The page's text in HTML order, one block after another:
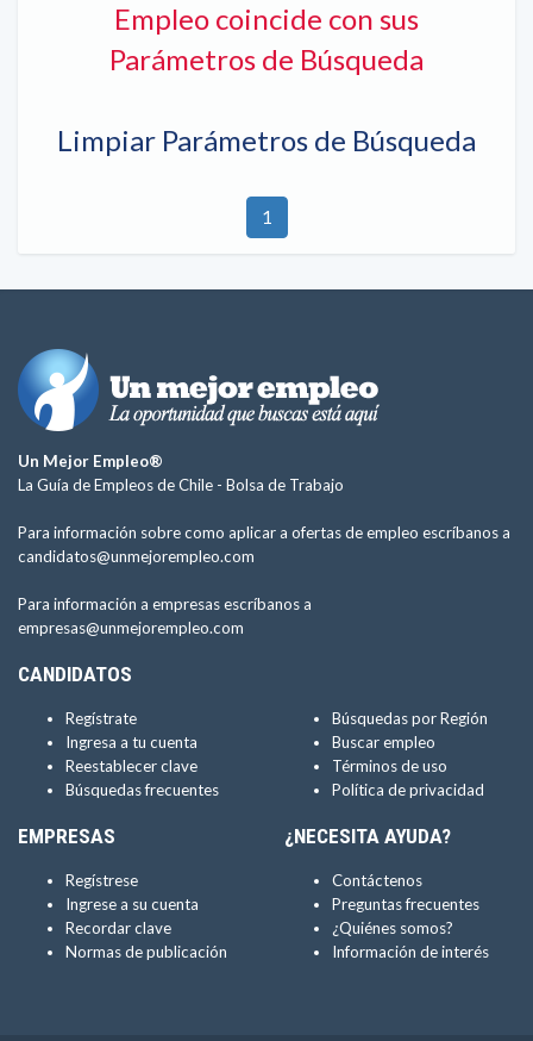
Empleo coincide con sus
Parámetros de Búsqueda
Limpiar Parámetros de Búsqueda
1
Un Mejor Empleo®
La Guía de Empleos de Chile - Bolsa de Trabajo
Para información sobre como aplicar a ofertas de empleo escríbanos a
candidatos@unmejorempleo.com
Para información a empresas escríbanos a
empresas@unmejorempleo.com
CANDIDATOS
Regístrate
Ingresa a tu cuenta
Reestablecer clave
Búsquedas frecuentes
Búsquedas por Región
Buscar empleo
Términos de uso
Política de privacidad
EMPRESAS
Regístrese
Ingrese a su cuenta
Recordar clave
Normas de publicación
¿NECESITA AYUDA?
Contáctenos
Preguntas frecuentes
¿Quiénes somos?
Información de interés